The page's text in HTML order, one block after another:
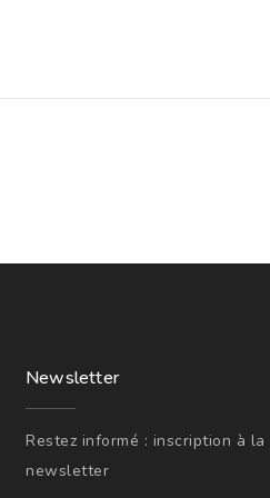
Newsletter
Restez informé : inscription à la
newsletter